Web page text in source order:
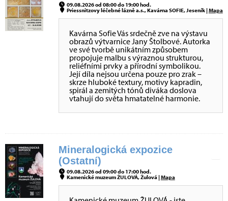
09.08.2026 od 08:00 do 19:00 hod.
Priessnitzovy léčebné lázně a.s., Kavárna SOFIE, Jeseník |Mapa
Kavárna Sofie Vás srdečně zve na výstavu
obrazů výtvarnice Jany Štolbové. Autorka
ve své tvorbě unikátním způsobem
propojuje malbu s výraznou strukturou,
reliéfními prvky a přírodní symbolikou.
Její díla nejsou určena pouze pro zrak –
skrze hluboké textury, motivy kapradin,
spirál a zemitých tónů diváka doslova
vtahují do světa hmatatelné harmonie.
Mineralogická expozice
(Ostatní)
09.08.2026 od 09:00 do 17:00 hod.
Kamenické muzeum ŽULOVÁ, Žulová |Mapa